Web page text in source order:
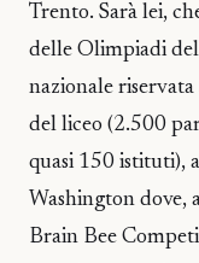
Trento. Sarà lei,
delle Olimpiadi
nazionale
del liceo (2.500
quasi 150 istituti),
Washington dove,
Brain Bee